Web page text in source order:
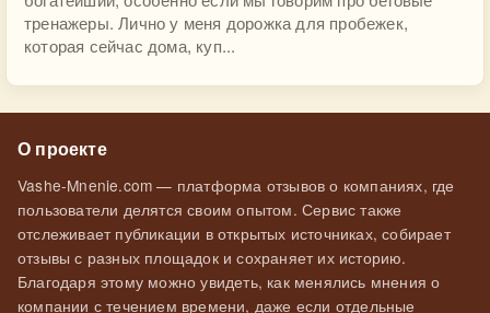
тренажеры. Лично у меня дорожка для пробежек,
которая сейчас дома, куп...
О проекте
Vashe-Mnenie.com — платформа отзывов о компаниях, где
пользователи делятся своим опытом. Сервис также
отслеживает публикации в открытых источниках, собирает
отзывы с разных площадок и сохраняет их историю.
Благодаря этому можно увидеть, как менялись мнения о
компании с течением времени, даже если отдельные